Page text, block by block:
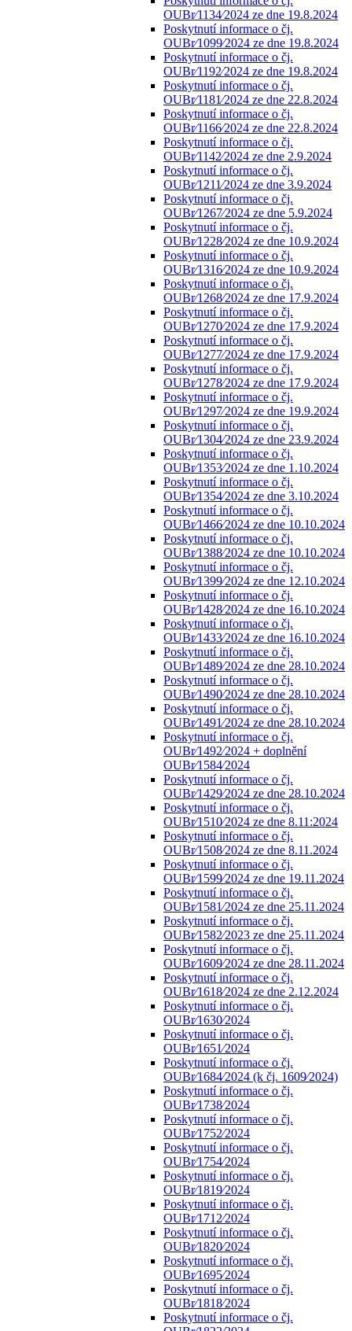
OUBr⁄1134⁄2024 ze dne 19.8.2024
Poskytnutí informace o čj.
OUBr⁄1099⁄2024 ze dne 19.8.2024
Poskytnutí informace o čj.
OUBr⁄1192⁄2024 ze dne 19.8.2024
Poskytnutí informace o čj.
OUBr⁄1181⁄2024 ze dne 22.8.2024
Poskytnutí informace o čj.
OUBr⁄1166⁄2024 ze dne 22.8.2024
Poskytnutí informace o čj.
OUBr⁄1142⁄2024 ze dne 2.9.2024
Poskytnutí informace o čj.
OUBr⁄1211⁄2024 ze dne 3.9.2024
Poskytnutí informace o čj.
OUBr⁄1267⁄2024 ze dne 5.9.2024
Poskytnutí informace o čj.
OUBr⁄1228⁄2024 ze dne 10.9.2024
Poskytnutí informace o čj.
OUBr⁄1316⁄2024 ze dne 10.9.2024
Poskytnutí informace o čj.
OUBr⁄1268⁄2024 ze dne 17.9.2024
Poskytnutí informace o čj.
OUBr⁄1270⁄2024 ze dne 17.9.2024
Poskytnutí informace o čj.
OUBr⁄1277⁄2024 ze dne 17.9.2024
Poskytnutí informace o čj.
OUBr⁄1278⁄2024 ze dne 17.9.2024
Poskytnutí informace o čj.
OUBr⁄1297⁄2024 ze dne 19.9.2024
Poskytnutí informace o čj.
OUBr⁄1304⁄2024 ze dne 23.9.2024
Poskytnutí informace o čj.
OUBr⁄1353⁄2024 ze dne 1.10.2024
Poskytnutí informace o čj.
OUBr⁄1354⁄2024 ze dne 3.10.2024
Poskytnutí informace o čj.
OUBr⁄1466⁄2024 ze dne 10.10.2024
Poskytnutí informace o čj.
OUBr⁄1388⁄2024 ze dne 10.10.2024
Poskytnutí informace o čj.
OUBr⁄1399⁄2024 ze dne 12.10.2024
Poskytnutí informace o čj.
OUBr⁄1428⁄2024 ze dne 16.10.2024
Poskytnutí informace o čj.
OUBr⁄1433⁄2024 ze dne 16.10.2024
Poskytnutí informace o čj.
OUBr⁄1489⁄2024 ze dne 28.10.2024
Poskytnutí informace o čj.
OUBr⁄1490⁄2024 ze dne 28.10.2024
Poskytnutí informace o čj.
OUBr⁄1491⁄2024 ze dne 28.10.2024
Poskytnutí informace o čj.
OUBr⁄1492⁄2024 + doplnění
OUBr⁄1584⁄2024
Poskytnutí informace o čj.
OUBr⁄1429⁄2024 ze dne 28.10.2024
Poskytnutí informace o čj.
OUBr⁄1510⁄2024 ze dne 8.11:2024
Poskytnutí informace o čj.
OUBr⁄1508⁄2024 ze dne 8.11.2024
Poskytnutí informace o čj.
OUBr⁄1599⁄2024 ze dne 19.11.2024
Poskytnutí informace o čj.
OUBr⁄1581⁄2024 ze dne 25.11.2024
Poskytnutí informace o čj.
OUBr⁄1582⁄2023 ze dne 25.11.2024
Poskytnutí informace o čj.
OUBr⁄1609⁄2024 ze dne 28.11.2024
Poskytnutí informace o čj.
OUBr⁄1618⁄2024 ze dne 2.12.2024
Poskytnutí informace o čj.
OUBr⁄1630⁄2024
Poskytnutí informace o čj.
OUBr⁄1651⁄2024
Poskytnutí informace o čj.
OUBr⁄1684⁄2024 (k čj. 1609⁄2024)
Poskytnutí informace o čj.
OUBr⁄1738⁄2024
Poskytnutí informace o čj.
OUBr⁄1752⁄2024
Poskytnutí informace o čj.
OUBr⁄1754⁄2024
Poskytnutí informace o čj.
OUBr⁄1819⁄2024
Poskytnutí informace o čj.
OUBr⁄1712⁄2024
Poskytnutí informace o čj.
OUBr⁄1820⁄2024
Poskytnutí informace o čj.
OUBr⁄1695⁄2024
Poskytnutí informace o čj.
OUBr⁄1818⁄2024
Poskytnutí informace o čj.